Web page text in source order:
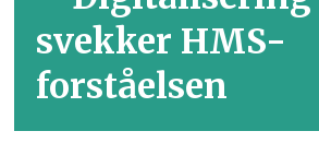
svekker HMS-
forståelsen